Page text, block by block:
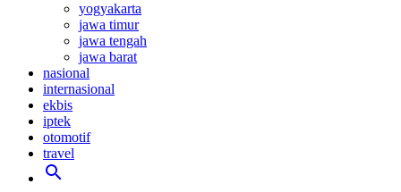
yogyakarta
jawa timur
jawa tengah
jawa barat
nasional
internasional
ekbis
iptek
otomotif
travel
search